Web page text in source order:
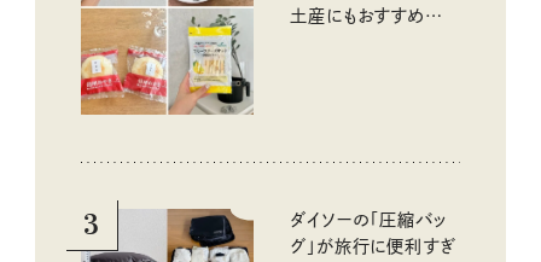
土産にもおすすめのお
3
ダイソーの「圧縮バッ
グ」が旅行に便利すぎ